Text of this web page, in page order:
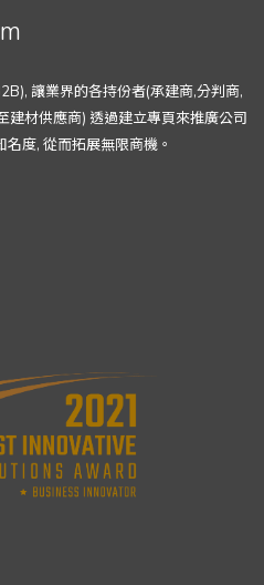
讓業界的各持份者(承建商,分判商,
建材供應商) 透過建立專頁來推廣公司
度, 從而拓展無限商機。